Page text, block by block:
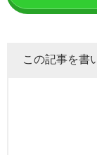
この記事を書